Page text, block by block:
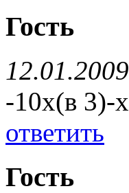
Гость
-10х(в 3)-
ответить
Гость